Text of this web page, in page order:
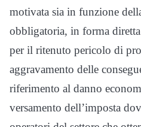
motivata sia in funzione
obbligatoria, in forma
per il ritenuto pericolo di
aggravamento delle
riferimento al danno
versamento dell’imposta